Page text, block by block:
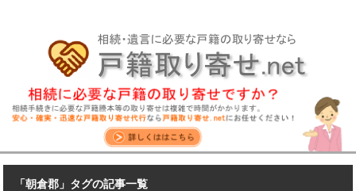
「朝倉郡」タグの記事一覧